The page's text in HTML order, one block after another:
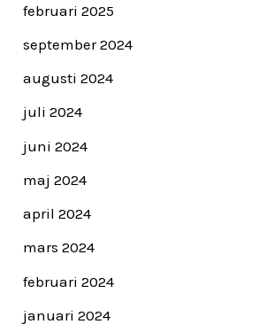
februari 2025
september 2024
augusti 2024
juli 2024
juni 2024
maj 2024
april 2024
mars 2024
februari 2024
januari 2024